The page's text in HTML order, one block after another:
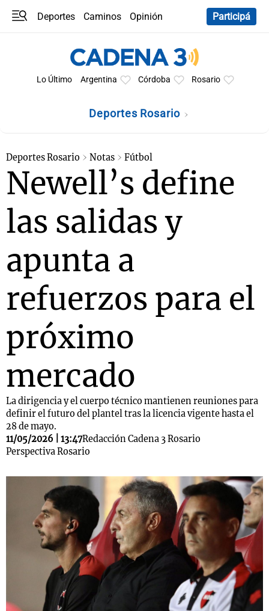
Deportes Caminos
Opinión
Participá
Lo Último Argentina Córdoba Rosario
Deportes Rosario
Deportes Rosario Notas Fútbol
Newell’s define
las salidas y
apunta a
refuerzos para el
próximo
mercado
La dirigencia y el cuerpo técnico mantienen reuniones para
definir el futuro del plantel tras la licencia vigente hasta el
28 de mayo.
11/05/2026 | 13:47Redacción Cadena 3 Rosario
Perspectiva Rosario
Notas
Notas